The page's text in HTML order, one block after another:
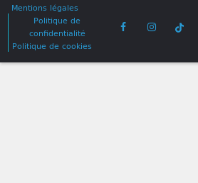
Mentions légales
Politique de
confidentialité
Politique de cookies